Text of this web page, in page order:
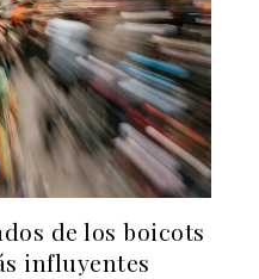
de los boicots
influyentes